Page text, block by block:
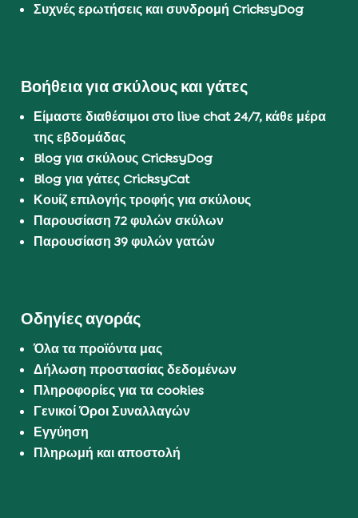
Συχνές ερωτήσεις και συνδρομή CricksyDog
Βοήθεια για σκύλους και γάτες
Είμαστε διαθέσιμοι στο live chat 24/7, κάθε μέρα
της εβδομάδας
Blog για σκύλους CricksyDog
Blog για γάτες CricksyCat
Κουίζ επιλογής τροφής για σκύλους
Παρουσίαση 72 φυλών σκύλων
Παρουσίαση 39 φυλών γατών
Οδηγίες αγοράς
Όλα τα προϊόντα μας
Δήλωση προστασίας δεδομένων
Πληροφορίες για τα cookies
Γενικοί Όροι Συναλλαγών
Εγγύηση
Πληρωμή και αποστολή